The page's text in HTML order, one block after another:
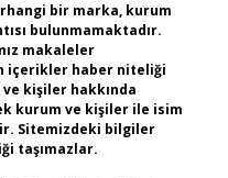
bir marka, kurum
bulunmamaktadır.
makaleler
içerikler haber niteliği
kişiler hakkında
kurum ve kişiler ile isim
Sitemizdeki bilgiler
taşımazlar.